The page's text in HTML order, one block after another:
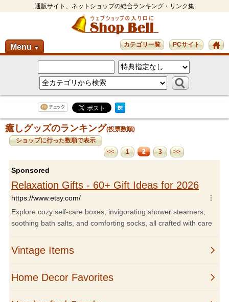
通販サイト、ネットショップの総合ランキング・リンク集
Menu ▼ PCサイト
カテゴリ一覧
癒しグッズのランキング(投票数順)
ショップに行った数順で表示
<<
1 2 3 >>